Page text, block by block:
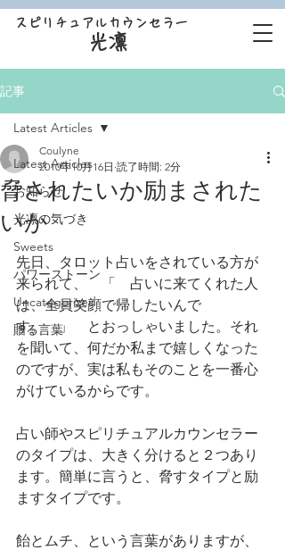
スピリチュアルカウンセラー
光凛
記事
Latest Articles
お知らせ
光凛の気づき
Sweets
パワーストーン
Uncategorized
贈る言葉
Latest Articles
脅されたいか励まされた
いか
Coulyne
2010年10月16日 読了時間: 2分
先日、タロット占いをされている方が
来られて、　「　占いに来てくれた人
は、全員笑顔で帰したいんで
す。　」　とおっしゃいました。それ
を聞いて、何だか私まで嬉しくなった
のですが、実は私もそのことを一番心
がけているからです。
占い師やスピリチュアルカウンセラー
のタイプは、大きく分けると２つあり
ます。簡単に言うと、脅すタイプと励
ますタイプです。
飴とムチ、という言葉がありますが、